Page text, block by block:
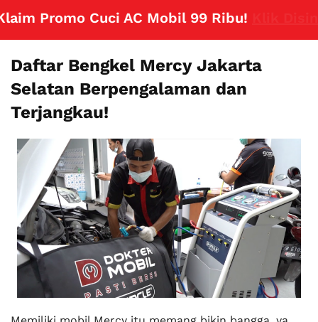
Promo Cuci AC Mobil 99 Ribu!Klik Disini
Daftar Bengkel Mercy Jakarta
Selatan Berpengalaman dan
Terjangkau!